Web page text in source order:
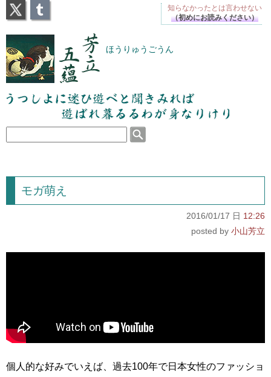
芳立五蘊 ほうりゅうごうん
うつしよに迷ひ遊べと聞きみれば遊ばれ暮るるわが
身なりけり
モガ萌え
2016/01/17 日 12:26
小山芳立
個人的な好みでいえば、過去100年で日本女性のファッショ
知らなかったとは言わせない
（初めにお読みください）
X Tumblr